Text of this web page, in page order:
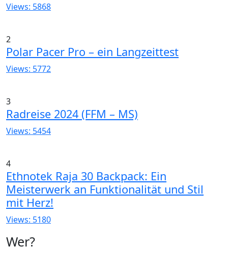
Views: 5868
2
Polar Pacer Pro – ein Langzeittest
Views: 5772
3
Radreise 2024 (FFM – MS)
Views: 5454
4
Ethnotek Raja 30 Backpack: Ein
Meisterwerk an Funktionalität und Stil
mit Herz!
Views: 5180
Wer?